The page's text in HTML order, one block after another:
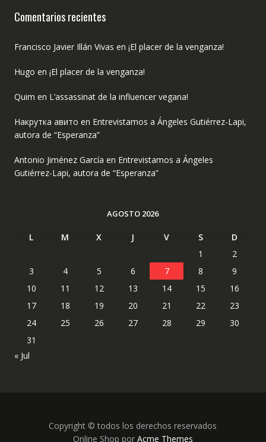
Comentarios recientes
Francisco Javier Illán Vivas en ¡El placer de la venganza!
Hugo en ¡El placer de la venganza!
Quim en L’assassinat de la influencer vegana!
Накрутка авито en Entrevistamos a Ángeles Gutiérrez-Lapi,
autora de “Esperanza”
Antonio Jiménez García en Entrevistamos a Ángeles
Gutiérrez-Lapi, autora de “Esperanza”
AGOSTO 2026
L M X J V S
D
1
2
3
4 5 6 7 8
9
10
11 12 13 14 15
16
17
18 19 20 21 22
23
24
25 26 27 28 29
30
31
« Jul
Copyright © todos los derechos reservados
Online Shop por Acme Themes